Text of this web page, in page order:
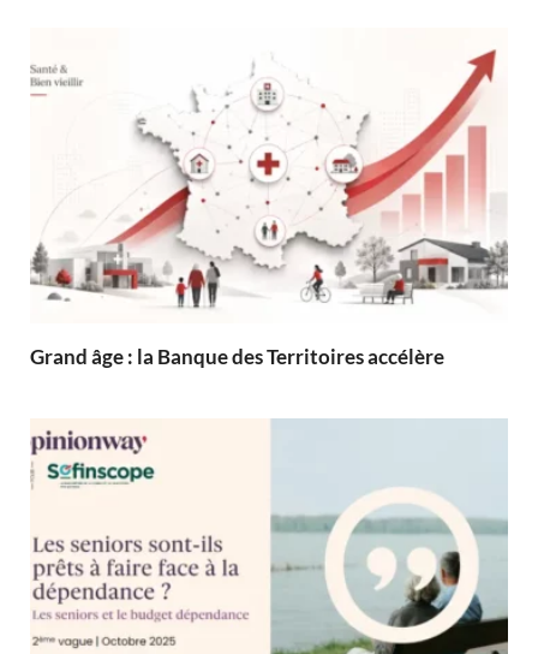
Grand âge : la Banque des Territoires accélère